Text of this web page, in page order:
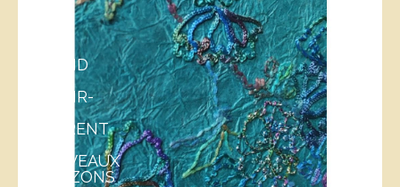
QUAND
SAVOIR-
OUVRENT
NOUVEAUX
HORIZONS